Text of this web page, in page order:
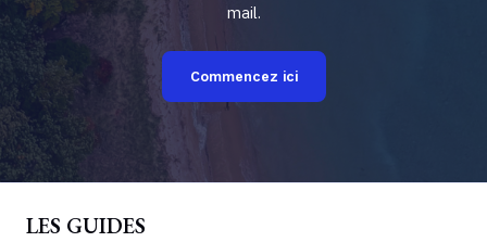
mail.
Commencez ici
LES GUIDES